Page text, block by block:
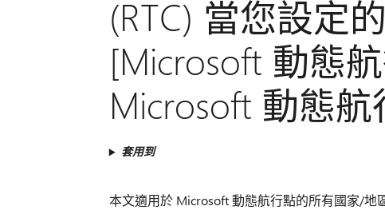
(RTC) 當您設定
[Microsoft 動態
Microsoft 動態航
套用到
本文適用於 Microsoft 動態航行點的所有國家/地